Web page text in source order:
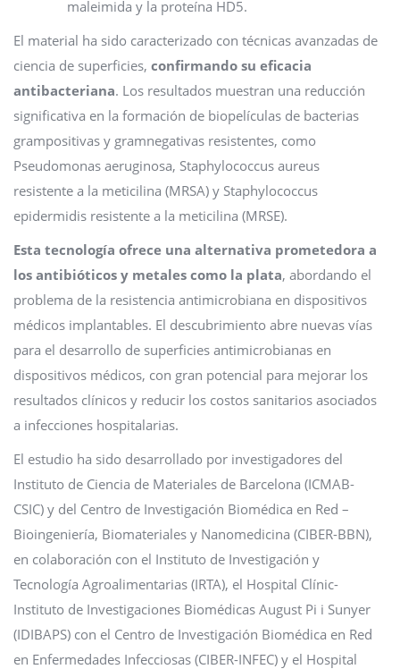
maleimida y la proteína HD5.
El material ha sido caracterizado con técnicas avanzadas de
ciencia de superficies, confirmando su eficacia
antibacteriana. Los resultados muestran una reducción
significativa en la formación de biopelículas de bacterias
grampositivas y gramnegativas resistentes, como
Pseudomonas aeruginosa, Staphylococcus aureus
resistente a la meticilina (MRSA) y Staphylococcus
epidermidis resistente a la meticilina (MRSE).
Esta tecnología ofrece una alternativa prometedora a
los antibióticos y metales como la plata, abordando el
problema de la resistencia antimicrobiana en dispositivos
médicos implantables. El descubrimiento abre nuevas vías
para el desarrollo de superficies antimicrobianas en
dispositivos médicos, con gran potencial para mejorar los
resultados clínicos y reducir los costos sanitarios asociados
a infecciones hospitalarias.
El estudio ha sido desarrollado por investigadores del
Instituto de Ciencia de Materiales de Barcelona (ICMAB-
CSIC) y del Centro de Investigación Biomédica en Red –
Bioingeniería, Biomateriales y Nanomedicina (CIBER-BBN),
en colaboración con el Instituto de Investigación y
Tecnología Agroalimentarias (IRTA), el Hospital Clínic-
Instituto de Investigaciones Biomédicas August Pi i Sunyer
(IDIBAPS) con el Centro de Investigación Biomédica en Red
en Enfermedades Infecciosas (CIBER-INFEC) y el Hospital